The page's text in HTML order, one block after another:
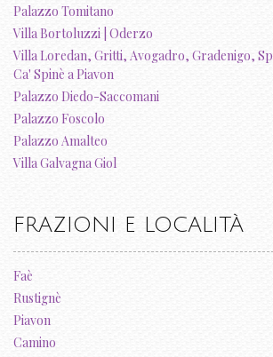
Palazzo Tomitano
Villa Bortoluzzi | Oderzo
Villa Loredan, Gritti, Avogadro, Gradenigo,
Ca' Spinè a Piavon
Palazzo Diedo-Saccomani
Palazzo Foscolo
Palazzo Amalteo
Villa Galvagna Giol
FRAZIONI E LOCALITÀ
Faè
Rustignè
Piavon
Camino